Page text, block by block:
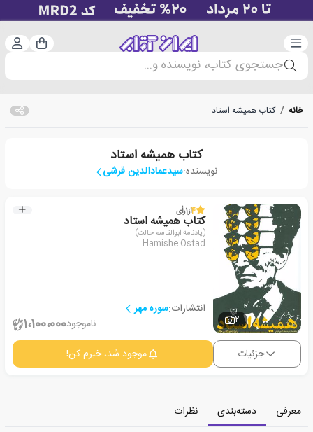
دسته‌بندی سبد
جستجوی کتاب، نویسنده و...
خانه / کتاب همیشه استاد
کتاب همیشه استاد
نویسنده:سیدعمادالدین قرشی
2
4از1رأی
کتاب همیشه استاد
(یادنامه ابوالقاسم حالت)
Hamishe Ostad
انتشارات:سوره مهر
ناموجود1،100،000
جزئیات موجود شد، خبرم کن!
معرفی دسته‌بندی
نظرات